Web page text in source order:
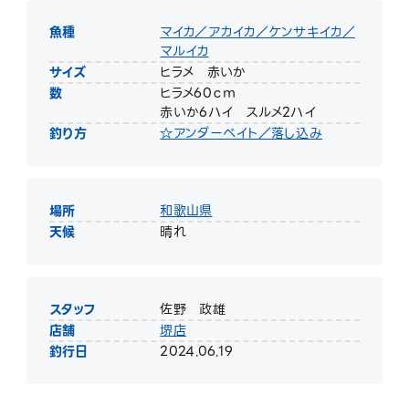
魚種
マイカ／アカイカ／ケンサキイカ／
マルイカ
サイズ
ヒラメ 赤いか
数
ヒラメ60ｃｍ
赤いか6ハイ スルメ2ハイ
釣り方
☆アンダーベイト／落し込み
場所
和歌山県
天候
晴れ
スタッフ
佐野 政雄
店舗
堺店
釣行日
2024.06.19